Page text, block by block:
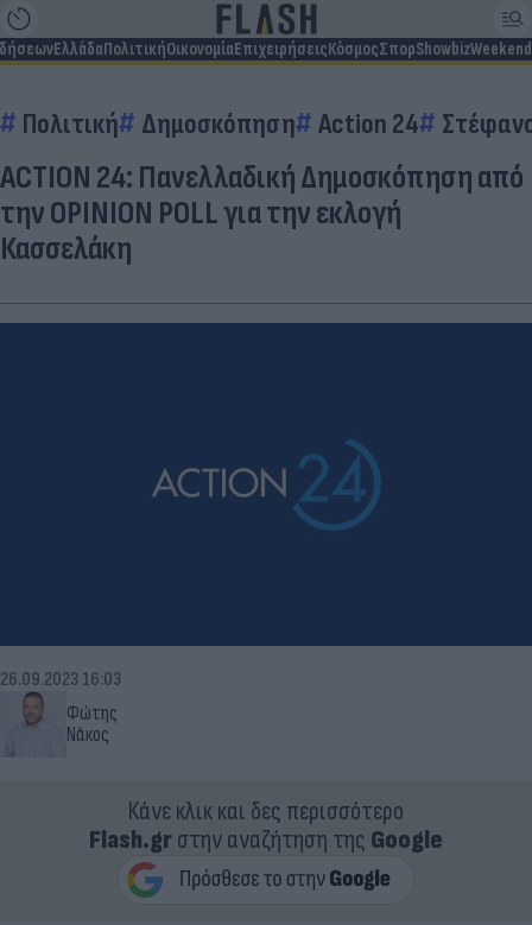
ΕλλάδαΠολιτικήΟικονομίαΕπιχειρήσειςΚόσμοςΣπορShowbizWeekend
Πολιτική Δημοσκόπηση Action 24
ACTION 24: Πανελλαδική Δημοσκόπηση από
την OPINION POLL για την εκλογή
Κασσελάκη
Φώτης
Νάκος
26.09.2023 16:03
Κάνε κλικ και δες περισσότερο
Flash.grστην αναζήτηση της Google